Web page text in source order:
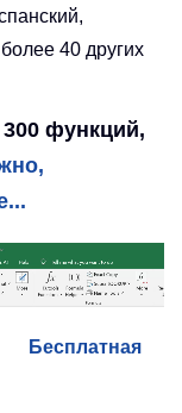
40 других
функций,
Бесплатная